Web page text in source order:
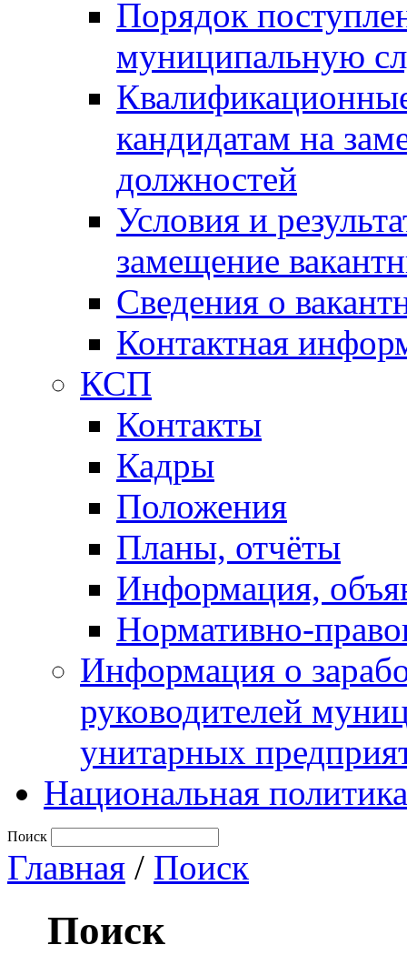
Порядок
муниципальную
кандидатам на
должностей
Условия и
замещение
Сведения о
Контактная
КСП
Контакты
Кадры
Положения
Планы, отчёты
Информация,
Нормативно-
Информация о
руководителей
унитарных
Национальная политика
Поиск
Главная / Поиск
Поиск